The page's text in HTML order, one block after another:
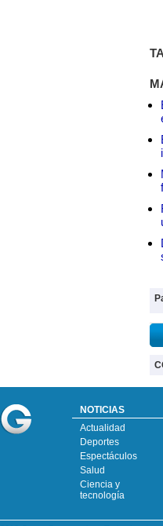
NOTICIAS
Actualidad
Deportes
Espectáculos
Salud
Ciencia y
tecnología